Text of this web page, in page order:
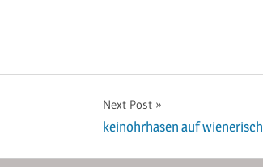
Next Post
keinohrhasen auf wienerisch